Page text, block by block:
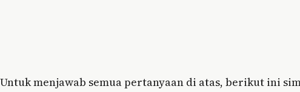
Untuk menjawab semua pertanyaan di atas, berikut ini